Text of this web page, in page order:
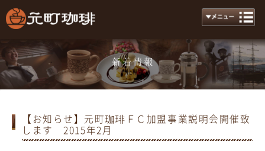
新着情報
News
【お知らせ】元町珈琲ＦＣ加盟事業説明会開催致
します 2015年2月